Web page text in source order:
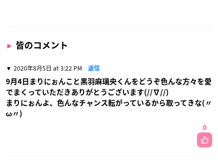
皆のコメント
2020年8月5日 at 3:22 PM 返信
9月4日まりにぉんこと黒羽麻璃央くんをどうぞ色んな方々を愛
でまくっていただきありがとうございます(//∇//)
まりにぉんよ、色んなチャンス転がっているから取ってきな(〃
ω〃)
0